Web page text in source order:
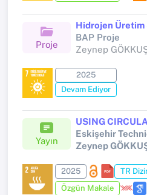
Proje
BAP Proje
Zeynep
2025
Devam Ediyor
Yayın
Zeynep
2025
TR
Özgün Makale